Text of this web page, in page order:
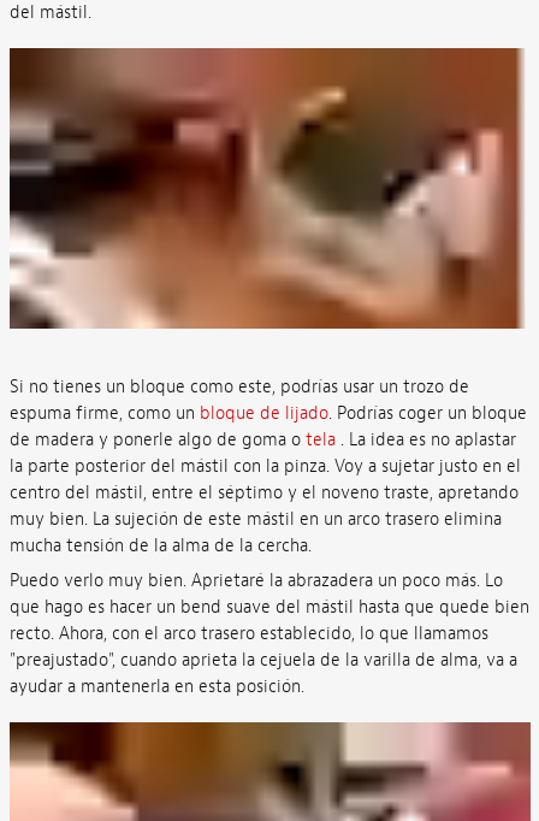
del mástil.
Si no tienes un bloque como este, podrías usar un trozo de
espuma firme, como un bloque de lijado. Podrías coger un bloque
de madera y ponerle algo de goma o tela. La idea es no aplastar
la parte posterior del mástil con la pinza. Voy a sujetar justo en el
centro del mástil, entre el séptimo y el noveno traste, apretando
muy bien. La sujeción de este mástil en un arco trasero elimina
mucha tensión de la alma de la cercha.
Puedo verlo muy bien. Aprietaré la abrazadera un poco más. Lo
que hago es hacer un bend suave del mástil hasta que quede bien
recto. Ahora, con el arco trasero establecido, lo que llamamos
"preajustado", cuando aprieta la cejuela de la varilla de alma, va a
ayudar a mantenerla en esta posición.